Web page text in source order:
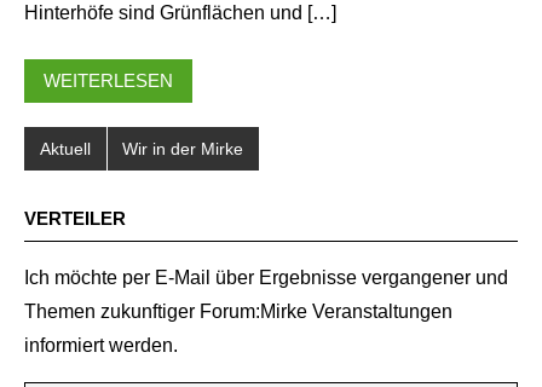
Hinterhöfe sind Grünflächen und […]
WEITERLESEN
Aktuell Wir in der Mirke
VERTEILER
Ich möchte per E-Mail über Ergebnisse vergangener und
Themen zukunftiger Forum:Mirke Veranstaltungen
informiert werden.